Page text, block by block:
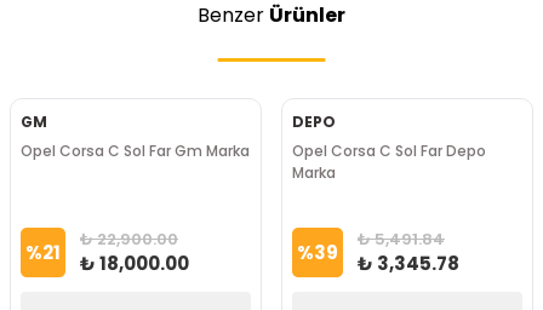
Benzer Ürünler
GM
Opel Corsa C Sol Far Gm Marka
%21 ₺ 22,900.00
₺ 18,000.00
DEPO
Opel Corsa C Sol Far Depo
Marka
%39 ₺ 5,491.84
₺ 3,345.78